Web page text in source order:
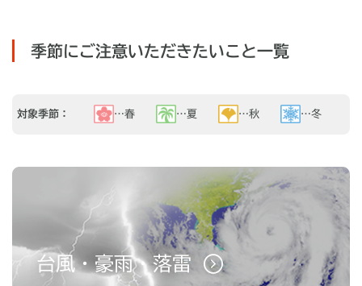
季節にご注意いただきたいこと一覧
対象季節： …春 …夏 …秋 …冬
台風・豪雨・落雷